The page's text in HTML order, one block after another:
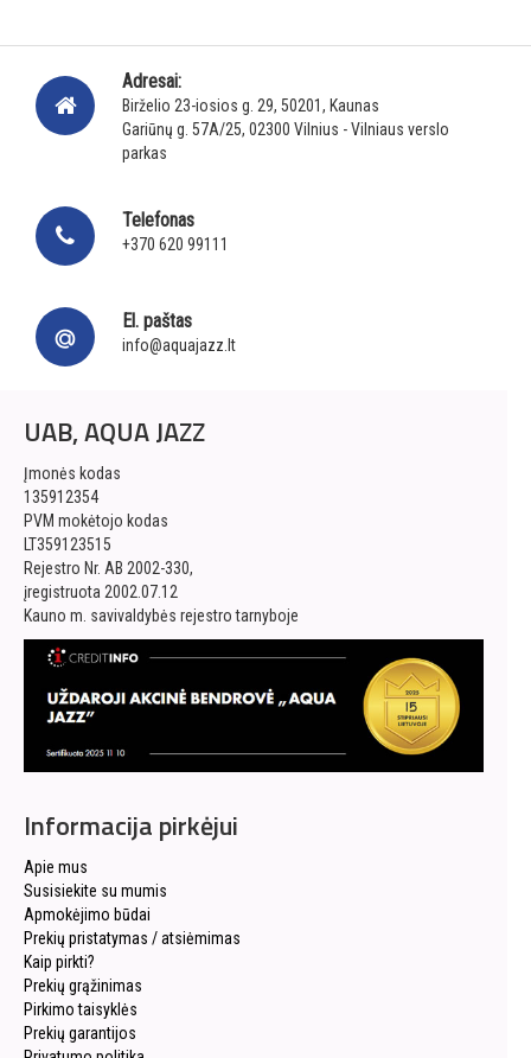
Adresai:
Birželio 23-iosios g. 29, 50201, Kaunas
Gariūnų g. 57A/25, 02300 Vilnius - Vilniaus verslo
parkas
Telefonas
+370 620 99111
El. paštas
info@aquajazz.lt
UAB, AQUA JAZZ
Įmonės kodas
135912354
PVM mokėtojo kodas
LT359123515
Rejestro Nr. AB 2002-330,
įregistruota 2002.07.12
Kauno m. savivaldybės rejestro tarnyboje
Informacija pirkėjui
Apie mus
Susisiekite su mumis
Apmokėjimo būdai
Prekių pristatymas / atsiėmimas
Kaip pirkti?
Prekių grąžinimas
Pirkimo taisyklės
Prekių garantijos